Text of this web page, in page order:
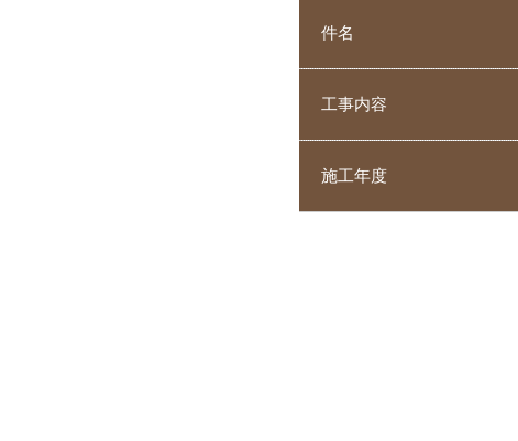
件名
工事内容
施工年度